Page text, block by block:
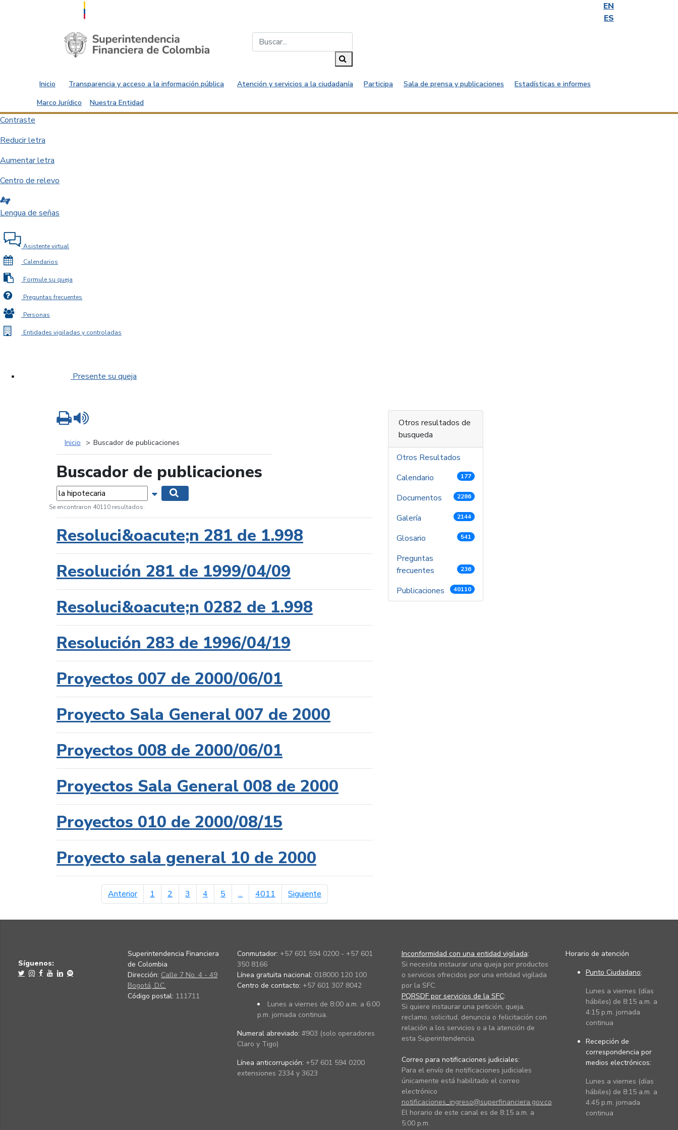
EN
ES
Saltar al contenido principal
Inicio Transparencia y acceso a la información pública Atención y servicios a la ciudadanía Participa Sala de prensa y publicaciones
Estadísticas e informes
Marco Jurídico
Nuestra Entidad
Contraste
Reducir letra
Aumentar letra
Centro de relevo
Lengua de señas
Asistente virtual
Calendarios
Formule su queja
Preguntas frecuentes
Personas
Entidades vigiladas y controladas
Presente su queja
Inicio Buscador de publicaciones
Buscador de publicaciones
Palabras... Mostrar opciones de búsqueda
Se encontraron 40110 resultados.
Resoluci&oacute;n 281 de 1.998
Resolución 281 de 1999/04/09
Resoluci&oacute;n 0282 de 1.998
Resolución 283 de 1996/04/19
Proyectos 007 de 2000/06/01
Proyecto Sala General 007 de 2000
Proyectos 008 de 2000/06/01
Proyectos Sala General 008 de 2000
Proyectos 010 de 2000/08/15
Proyecto sala general 10 de 2000
Anteriorpágina anterior
1 2 3 4 5 ... 4011 Siguiente
Imprimir
Otros resultados de
busqueda
Otros Resultados
Calendario
177
Documentos 2286
Galería 2144
Glosario 541
Preguntas
frecuentes
236
Publicaciones 40110
Síguenos:
Superintendencia Financiera
de Colombia
Dirección: Calle 7 No. 4 - 49
Bogotá, D.C.
Código postal: 111711
Conmutador: +57 601 594 0200 - +57 601
350 8166
Línea gratuita nacional: 018000 120 100
Centro de contacto: +57 601 307 8042
Lunes a viernes de 8:00 a.m. a 6:00
p.m. jornada continua.
Numeral abreviado: #903 (solo operadores
Claro y Tigo)
Línea anticorrupción: +57 601 594 0200
extensiones 2334 y 3623
Inconformidad con una entidad vigilada:
Si necesita instaurar una queja por productos
o servicios ofrecidos por una entidad vigilada
por la SFC.
PQRSDF por servicios de la SFC:
Si quiere instaurar una petición, queja,
reclamo, solicitud, denuncia o felicitación con
relación a los servicios o a la atención de
esta Superintendencia.
Correo para notificaciones judiciales:
Para el envío de notificaciones judiciales
únicamente está habilitado el correo
electrónico
notificaciones_ingreso@superfinanciera.gov.co
El horario de este canal es de 8:15 a.m. a
5:00 p.m.
Horario de atención
Punto Ciudadano:
Lunes a viernes (días
hábiles) de 8:15 a.m. a
4:15 p.m. jornada
continua
Recepción de
correspondencia por
medios electrónicos:
Lunes a viernes (días
hábiles) de 8:15 a.m. a
4:45 p.m. jornada
continua